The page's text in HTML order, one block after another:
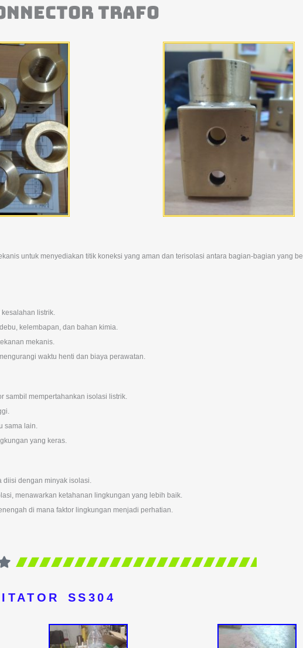
TRAFO
untuk menyediakan titik koneksi yang aman dan terisolasi antara bagian-bagian yang
listrik.
kelembapan, dan bahan kimia.
mekanis.
waktu henti dan biaya perawatan.
sambil mempertahankan isolasi listrik.
sama lain.
yang keras.
diisi dengan minyak isolasi.
menawarkan ketahanan lingkungan yang lebih baik.
di mana faktor lingkungan menjadi perhatian.
SS304